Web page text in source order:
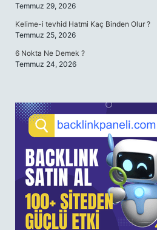
Temmuz 29, 2026
Kelime-i tevhid Hatmi Kaç Binden Olur ?
Temmuz 25, 2026
6 Nokta Ne Demek ?
Temmuz 24, 2026